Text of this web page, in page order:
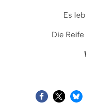
Es
Die